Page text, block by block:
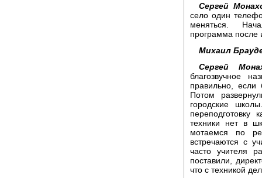
Сергей
село один
меняться.
программа после
Михаил
Сергей
благозвучное
правильно,
Потом
городские
техники нет в
мотаемся по
встречаются с
часто учителя
поставили,
что с техникой